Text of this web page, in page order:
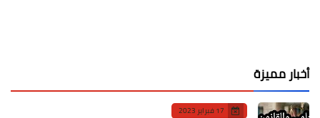
أخبار مميزة
17 فبراير 2023